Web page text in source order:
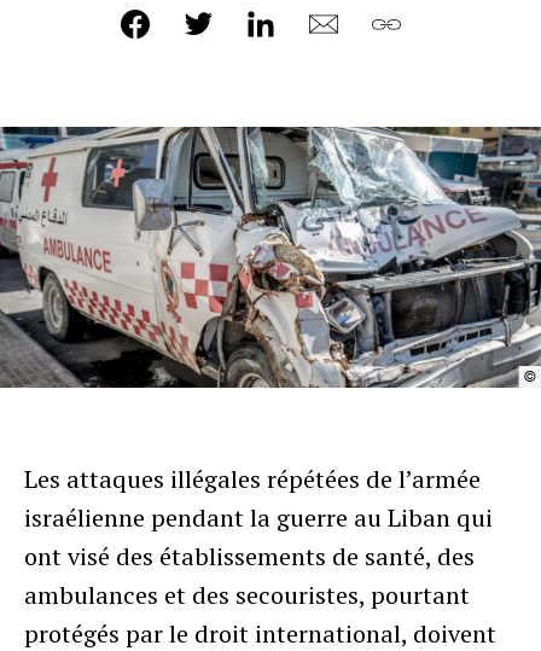
©
Les attaques illégales répétées de l’armée
israélienne pendant la guerre au Liban qui
ont visé des établissements de santé, des
ambulances et des secouristes, pourtant
protégés par le droit international, doivent